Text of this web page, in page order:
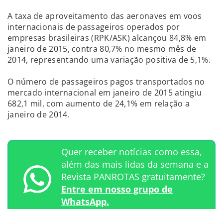
A taxa de aproveitamento das aeronaves em voos
internacionais de passageiros operados por
empresas brasileiras (RPK/ASK) alcançou 84,8% em
janeiro de 2015, contra 80,7% no mesmo mês de
2014, representando uma variação positiva de 5,1%.
O número de passageiros pagos transportados no
mercado internacional em janeiro de 2015 atingiu
682,1 mil, com aumento de 24,1% em relação a
janeiro de 2014.
Quer receber notícias como essa,
além das mais lidas da semana e a
Revista PANROTAS gratuitamente?
Entre em nosso grupo de
WhatsApp.